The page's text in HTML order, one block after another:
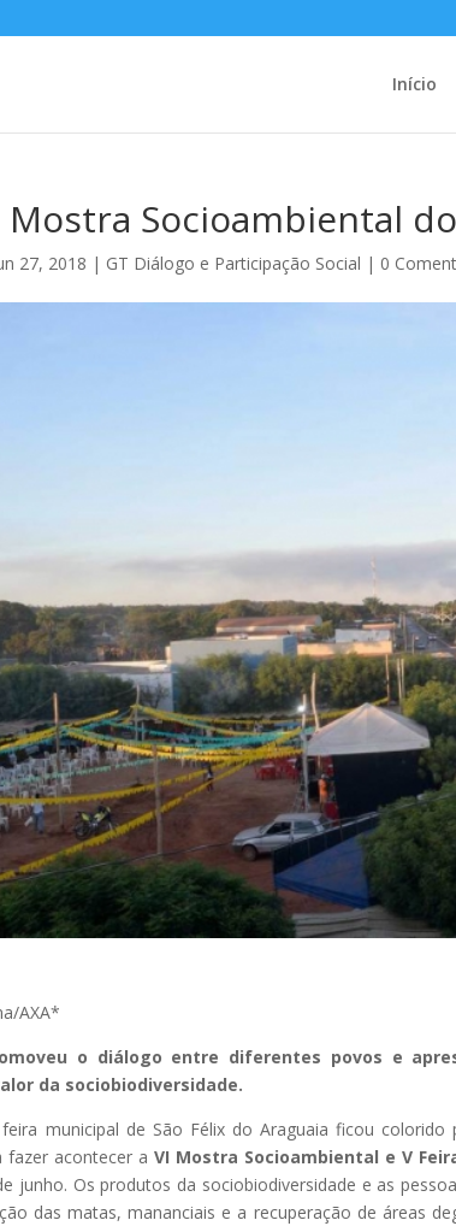
Início
Mostra Socioambiental
27, 2018 | GT Diálogo e Participação Social | 0
AXA*
o diálogo entre diferentes povos e
da sociobiodiversidade.
municipal de São Félix do Araguaia ficou
fazer acontecer aVI Mostra Socioambiental e V
junho. Os produtos da sociobiodiversidade e as
das matas, mananciais e a recuperação de áreas